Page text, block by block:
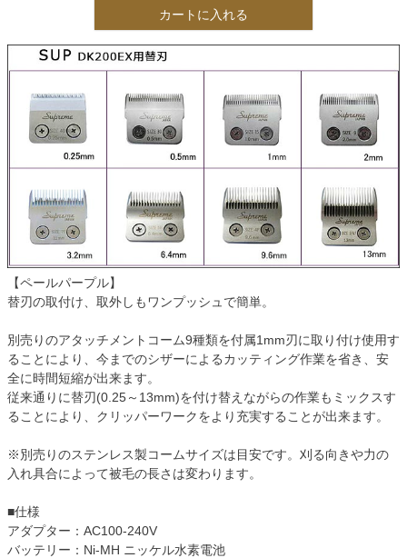
カートに入れる
【ペールパープル】
替刃の取付け、取外しもワンプッシュで簡単。
別売りのアタッチメントコーム9種類を付属1mm刃に取り付け使用す
ることにより、今までのシザーによるカッティング作業を省き、安
全に時間短縮が出来ます。
従来通りに替刃(0.25～13mm)を付け替えながらの作業もミックスす
ることにより、クリッパーワークをより充実することが出来ます。
※別売りのステンレス製コームサイズは目安です。刈る向きや力の
入れ具合によって被毛の長さは変わります。
■仕様
アダプター：AC100-240V
バッテリー：Ni-MH ニッケル水素電池